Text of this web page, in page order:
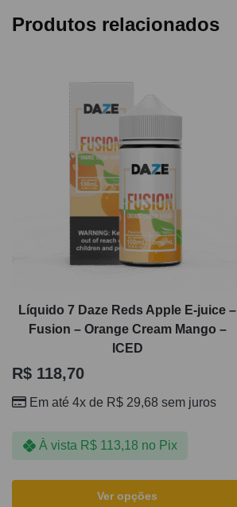
Produtos relacionados
Líquido 7 Daze Reds Apple E-juice –
Fusion – Orange Cream Mango –
ICED
R$ 118,70
Em até 4x de R$ 29,68 sem juros
À vista R$113,18 no Pix
Ver opções